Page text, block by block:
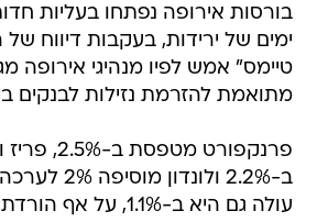
בורסות אירופה נפתחו בעליות
ימים של ירידות, בעקבות דיווח של
טיימס" אמש לפיו מנהיגי אירופה
מתואמת להזרמת נזילות לבנקים
פרנקפורט
ב-2.2%
עולה גם היא ב-1.1%,